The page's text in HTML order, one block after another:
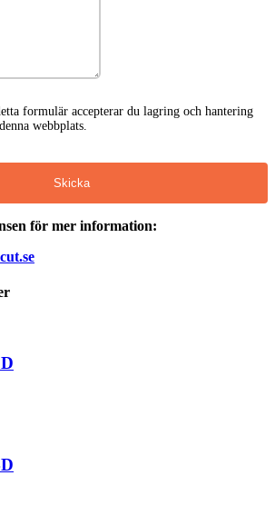
formulär accepterar du lagring och hantering
webbplats.
Skicka
för mer information: